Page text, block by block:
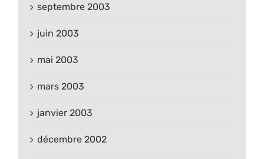
septembre 2003
juin 2003
mai 2003
mars 2003
janvier 2003
décembre 2002